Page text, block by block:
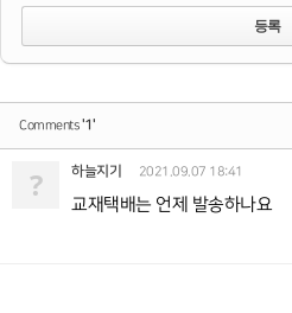
Comments'1'
? 하늘지기 2021.09.07 18:41
교재택배는 언제 발송하나요